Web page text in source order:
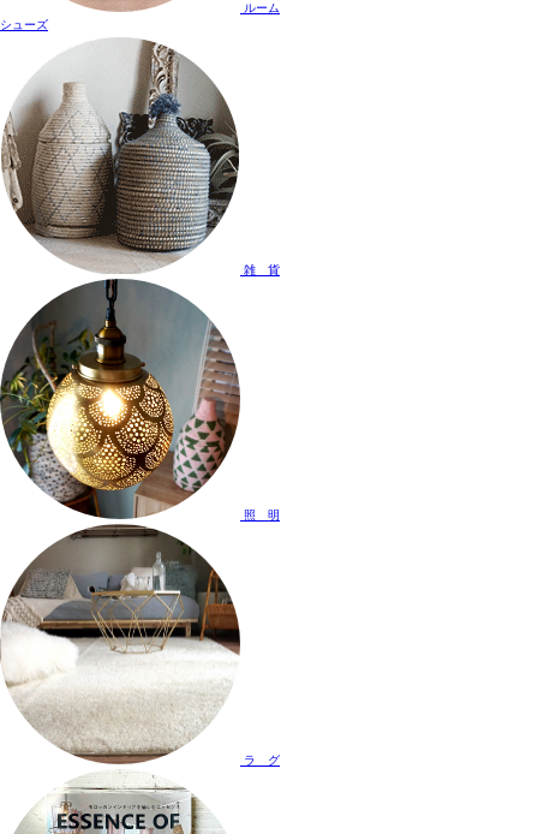
ルーム
シューズ
雑 貨
照 明
ラ グ